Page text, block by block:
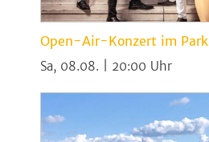
Open-Air-Konzert im Park
Sa, 08.08. | 20:00